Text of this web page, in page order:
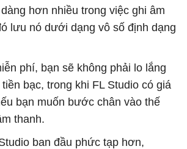
hơn nhiều trong việc ghi âm
lưu nó dưới dạng vô số định dạng
phí, bạn sẽ không phải lo lắng
bạc, trong khi FL Studio có giá
bạn muốn bước chân vào thế
thanh.
ban đầu phức tạp hơn,